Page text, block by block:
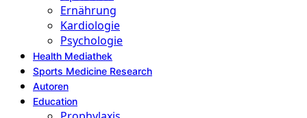
Ernährung
Kardiologie
Psychologie
Health Mediathek
Sports Medicine Research
Autoren
Education